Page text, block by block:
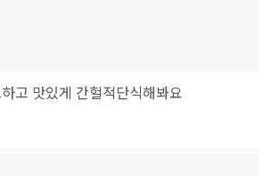
고 맛있게 간헐적단식해봐요